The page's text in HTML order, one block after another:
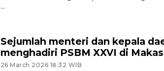
...
Sejumlah menteri dan kepala
menghadiri PSBM XXVI di
26 March 2026 18:32 WIB